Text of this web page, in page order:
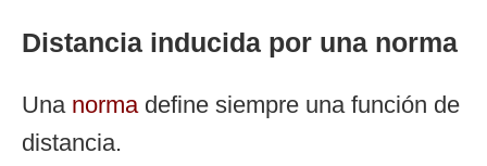
Distancia inducida por una norma
Una normadefine siempre una función de
distancia.